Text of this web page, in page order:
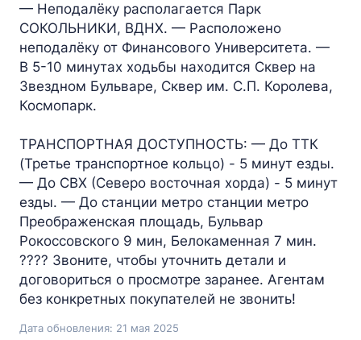
— Неподалёку располагается Парк
СОКОЛЬНИКИ, ВДНХ. — Расположено
неподалёку от Финансового Университета. —
В 5-10 минутах ходьбы находится Сквер на
Звездном Бульваре, Сквер им. С.П. Королева,
Космопарк.
ТРАНСПОРТНАЯ ДОСТУПНОСТЬ: — До ТТК
(Третье транспортное кольцо) - 5 минут езды.
— До СВХ (Северо восточная хорда) - 5 минут
езды. — До станции метро станции метро
Преображенская площадь, Бульвар
Рокоссовского 9 мин, Белокаменная 7 мин.
???? Звоните, чтобы уточнить детали и
договориться о просмотре заранее. Агентам
без конкретных покупателей не звонить!
Дата обновления: 21 мая 2025